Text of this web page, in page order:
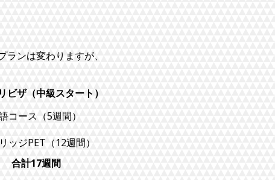
ンは変わりますが、
ビザ（中級スタート）
コース（5週間）
ッジPET（12週間）
​合計17週間